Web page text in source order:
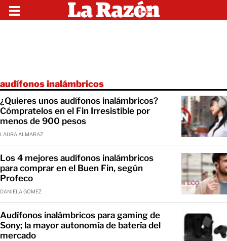
audífonos inalámbricos
¿Quieres unos audífonos inalámbricos?
Cómpratelos en el Fin Irresistible por
menos de 900 pesos
LAURA ALMARAZ
Los 4 mejores audífonos inalámbricos
para comprar en el Buen Fin, según
Profeco
DANIELA GÓMEZ
Audífonos inalámbricos para gaming de
Sony; la mayor autonomía de batería del
mercado